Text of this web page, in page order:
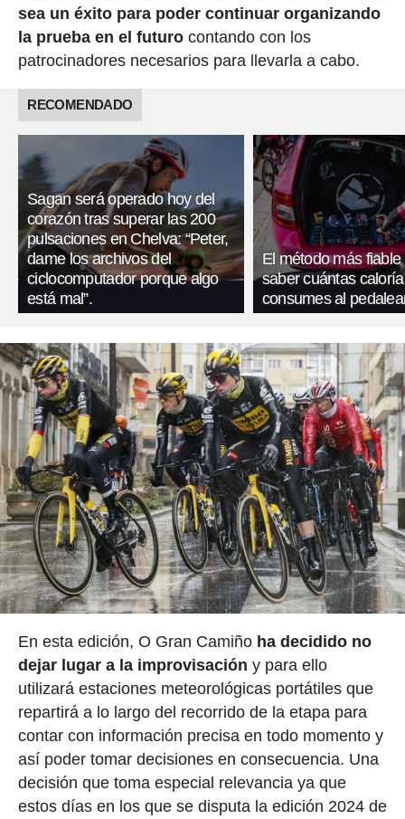
sea un éxito para poder continuar organizando
la prueba en el futurocontando con los
patrocinadores necesarios para llevarla a cabo.
RECOMENDADO
Sagan será operado hoy del
corazón tras superar las 200
pulsaciones en Chelva: “Peter,
dame los archivos del
ciclocomputador porque algo
está mal”.
El método más fiable
saber cuántas
consumes al
En esta edición, O Gran Camiño ha decidido no
dejar lugar a la improvisación y para ello
utilizará estaciones meteorológicas portátiles que
repartirá a lo largo del recorrido de la etapa para
contar con información precisa en todo momento y
así poder tomar decisiones en consecuencia. Una
decisión que toma especial relevancia ya que
estos días en los que se disputa la edición 2024 de